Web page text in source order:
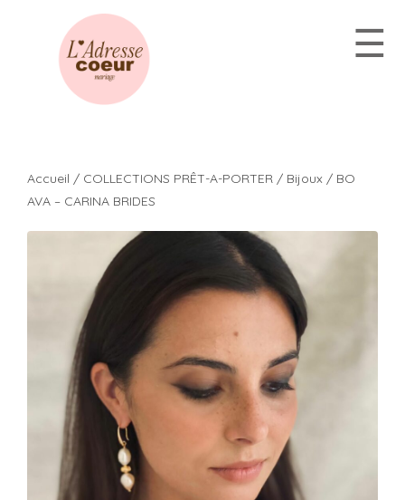
☰
Accueil / COLLECTIONS PRÊT-A-PORTER / Bijoux / BO
AVA – CARINA BRIDES